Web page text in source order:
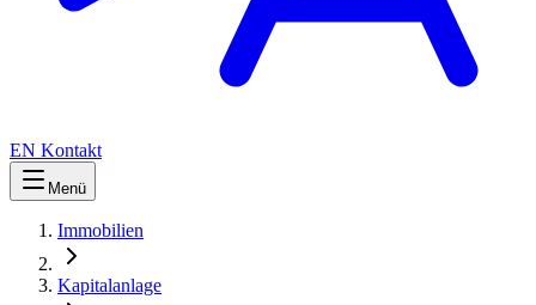
EN Kontakt
Menü
Immobilien
Kapitalanlage